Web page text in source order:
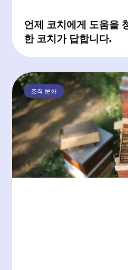
언제 코치에게 도움을
한 코치가 답합니다.
조직 문화